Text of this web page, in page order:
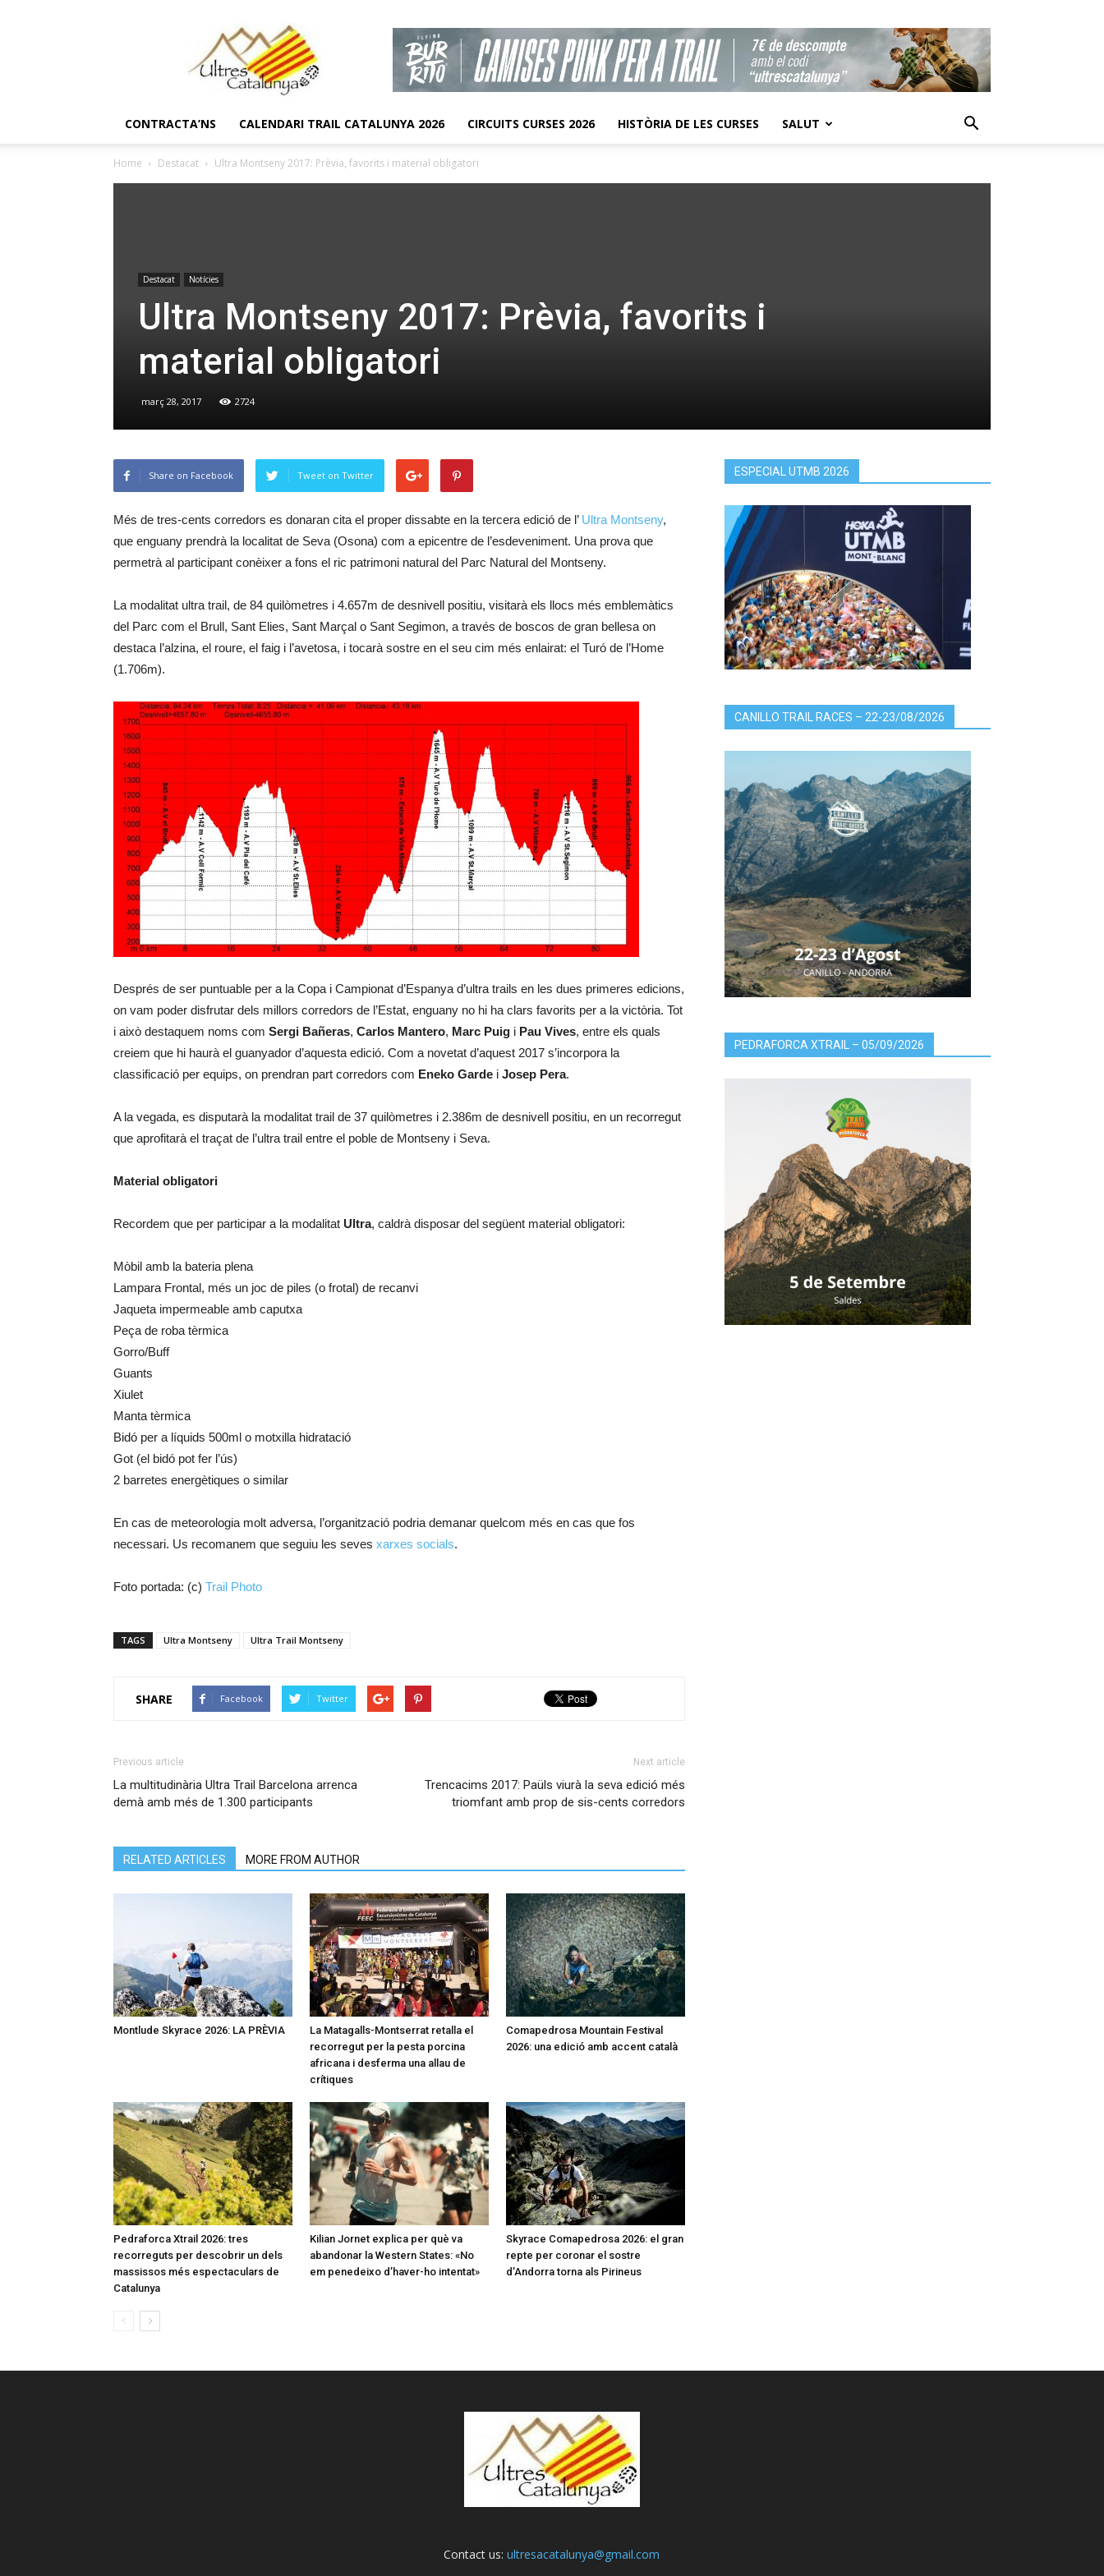
CONTRACTA’NS CALENDARI TRAIL CATALUNYA 2026 CIRCUITS CURSES 2026 HISTÒRIA DE LES CURSES SALUT
Home Destacat Ultra Montseny 2017: Prèvia, favorits i material obligatori
Destacat Notícies
Ultra Montseny 2017: Prèvia, favorits i
material obligatori
març 28, 2017 2724
Share on Facebook Tweet on Twitter
Més de tres-cents corredors es donaran cita el proper dissabte en la tercera edició de l’ Ultra Montseny,
que enguany prendrà la localitat de Seva (Osona) com a epicentre de l’esdeveniment. Una prova que
permetrà al participant conèixer a fons el ric patrimoni natural del Parc Natural del Montseny.
La modalitat ultra trail, de 84 quilòmetres i 4.657m de desnivell positiu, visitarà els llocs més emblemàtics
del Parc com el Brull, Sant Elies, Sant Marçal o Sant Segimon, a través de boscos de gran bellesa on
destaca l’alzina, el roure, el faig i l’avetosa, i tocarà sostre en el seu cim més enlairat: el Turó de l’Home
(1.706m).
Després de ser puntuable per a la Copa i Campionat d’Espanya d’ultra trails en les dues primeres edicions,
on vam poder disfrutar dels millors corredors de l’Estat, enguany no hi ha clars favorits per a la victòria. Tot
i això destaquem noms com Sergi Bañeras, Carlos Mantero, Marc Puig i Pau Vives, entre els quals
creiem que hi haurà el guanyador d’aquesta edició. Com a novetat d’aquest 2017 s’incorpora la
classificació per equips, on prendran part corredors com Eneko Garde i Josep Pera.
A la vegada, es disputarà la modalitat trail de 37 quilòmetres i 2.386m de desnivell positiu, en un recorregut
que aprofitarà el traçat de l’ultra trail entre el poble de Montseny i Seva.
Material obligatori
Recordem que per participar a la modalitat Ultra, caldrà disposar del següent material obligatori:
Mòbil amb la bateria plena
Lampara Frontal, més un joc de piles (o frotal) de recanvi
Jaqueta impermeable amb caputxa
Peça de roba tèrmica
Gorro/Buff
Guants
Xiulet
Manta tèrmica
Bidó per a líquids 500ml o motxilla hidratació
Got (el bidó pot fer l’ús)
2 barretes energètiques o similar
En cas de meteorologia molt adversa, l’organització podria demanar quelcom més en cas que fos
necessari. Us recomanem que seguiu les seves xarxes socials.
Foto portada: (c) Trail Photo
TAGS Ultra Montseny Ultra Trail Montseny
SHARE Facebook Twitter
Previous article
La multitudinària Ultra Trail Barcelona arrenca
demà amb més de 1.300 participants
Next article
Trencacims 2017: Paüls viurà la seva edició més
triomfant amb prop de sis-cents corredors
RELATED ARTICLES MORE FROM AUTHOR
Montlude Skyrace 2026: LA PRÈVIA
La Matagalls-Montserrat retalla el
recorregut per la pesta porcina
africana i desferma una allau de
crítiques
Comapedrosa Mountain Festival
2026: una edició amb accent català
Pedraforca Xtrail 2026: tres
recorreguts per descobrir un dels
massissos més espectaculars de
Catalunya
Kilian Jornet explica per què va
abandonar la Western States: «No
em penedeixo d’haver-ho intentat»
Skyrace Comapedrosa 2026: el gran
repte per coronar el sostre
d’Andorra torna als Pirineus
ESPECIAL UTMB 2026
CANILLO TRAIL RACES – 22-23/08/2026
PEDRAFORCA XTRAIL – 05/09/2026
Contact us:ultresacatalunya@gmail.com